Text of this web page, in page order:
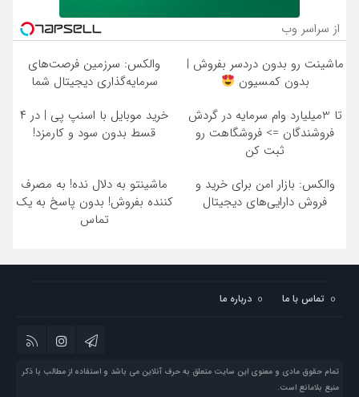
از سراسر وب
ماشینت رو بدون دردسر بفروش |
بدون کمسیون
والکس: سرزمین فرصت‌های
سرمایه‌گذاری دیجیتال شما
تا 3میلیارد وام سرمایه در گردش
فروشندگان => فروشگاهت رو
ثبت کن
خرید موبایل با اسنپ پی | در ۴
قسط بدون سود و کارمزد!
والکس: بازار امن برای خرید و
فروش دارایی‌های دیجیتال
ماشینتو به دلال نده! به مصرف
کننده بفروش! بدون پاسخ به یک
تماس
تماس با ما درباره ما
تمام حقوق مادی و معنوی این سایت متعلق به حرف آنلاین می باشد و استفاده از مطالب با ذکر
منبع بلامانع است.